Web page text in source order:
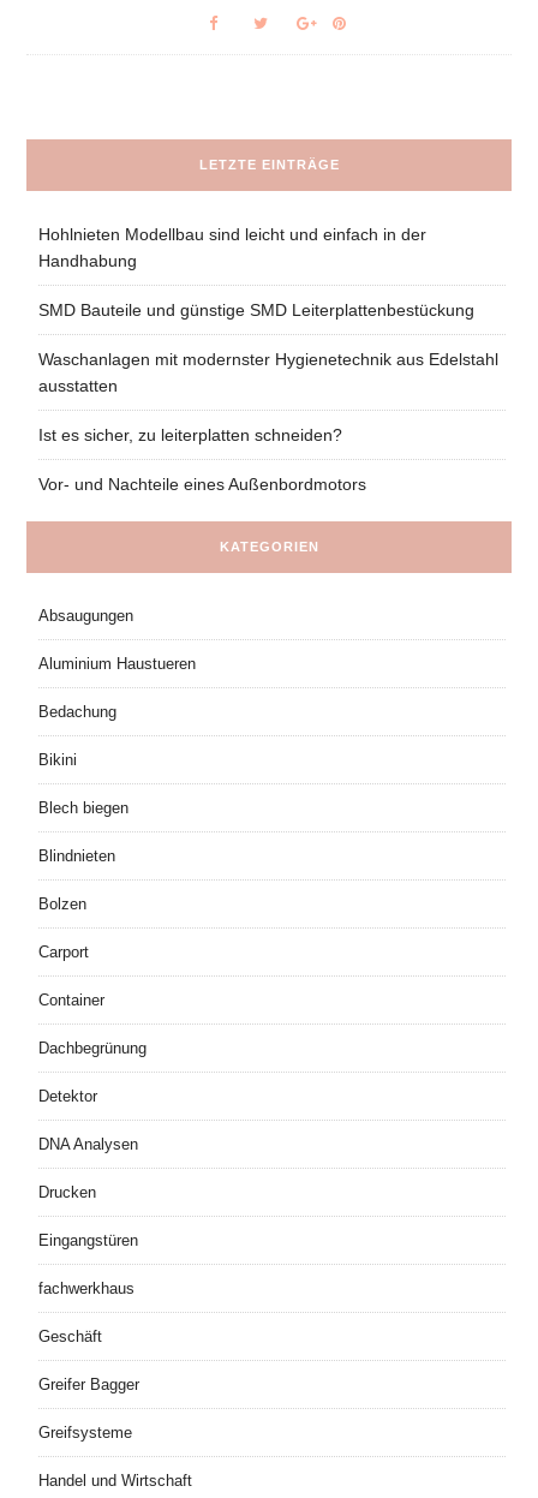
LETZTE EINTRÄGE
Hohlnieten Modellbau sind leicht und einfach in der
Handhabung
SMD Bauteile und günstige SMD Leiterplattenbestückung
Waschanlagen mit modernster Hygienetechnik aus Edelstahl
ausstatten
Ist es sicher, zu leiterplatten schneiden?
Vor- und Nachteile eines Außenbordmotors
KATEGORIEN
Absaugungen
Aluminium Haustueren
Bedachung
Bikini
Blech biegen
Blindnieten
Bolzen
Carport
Container
Dachbegrünung
Detektor
DNA Analysen
Drucken
Eingangstüren
fachwerkhaus
Geschäft
Greifer Bagger
Greifsysteme
Handel und Wirtschaft